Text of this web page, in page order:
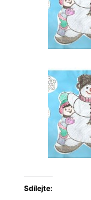
Sdílejte: